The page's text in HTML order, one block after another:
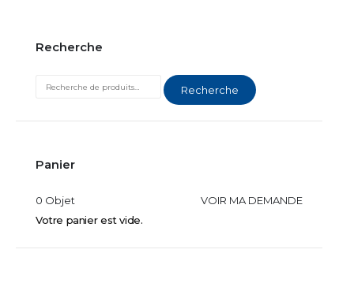
Recherche
Recherche
Panier
0 Objet
VOIR MA DEMANDE
Votre panier est vide.